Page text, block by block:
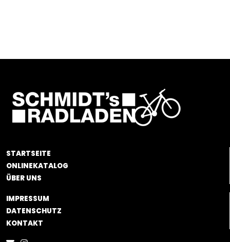
STARTSEITE
ONLINEKATALOG
ÜBER UNS
IMPRESSUM
DATENSCHUTZ
KONTAKT